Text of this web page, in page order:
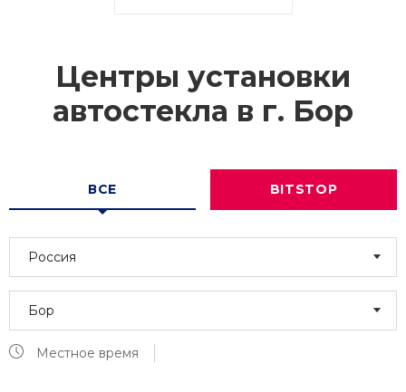
Центры установки
автостекла в г. Бор
ВСЕ BITSTOP
Россия
Бор
Местное время